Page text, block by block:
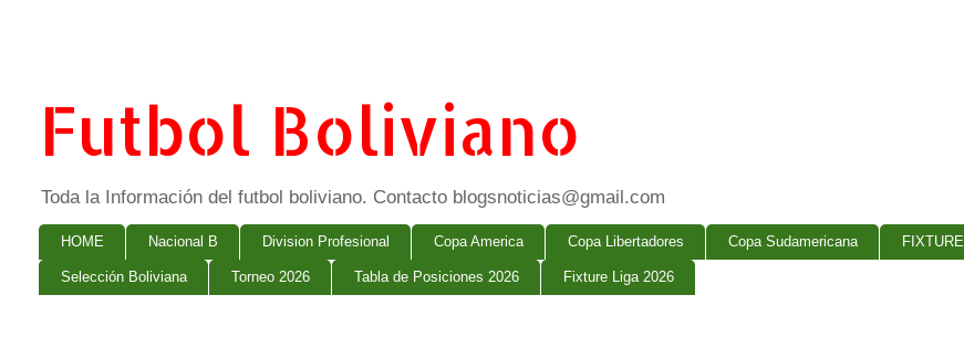
Futbol Boliviano
Toda la Información del futbol boliviano. Contacto blogsnoticias@gmail.com
HOME Nacional B Division Profesional Copa America Copa Libertadores Copa Sudamericana FIXTURE
Selección Boliviana Torneo 2026 Tabla de Posiciones 2026 Fixture Liga 2026